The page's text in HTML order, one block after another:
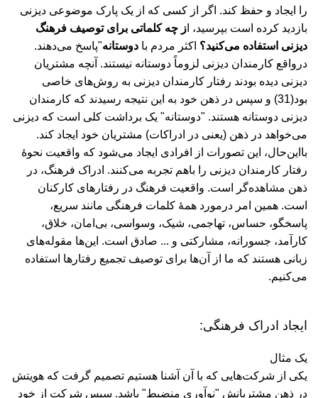
را ایجاد و حفظ کند. اگر از کسی که از یک پارک موضوعی دیزنی
بازدید کرده است بپرسید، ا ز چه کلماتی برای توصیف فرهنگ
دیزنی استفاده می‌کنید؟ اکثر مردم با دوستانه"پاسخ می‌دهند.
درواقع کارمندان دیزنی لزوماً دوستانه نیستند. آنچه مشتریان
دیزنی دیده بودند رفتار کارمندان دیزنی به روش‌های خاصی
بود(31) و سپس در ذهن خود به این نتیجه رسیدند که کارمندان
دیزنی دوستانه هستند. "دوستانه" یک برداشت کلی است که دیزنی
می‌خواهد در ذهن (یعنی در ادراکات) مشتریان خود ایجاد کند.
با‌این‌حال، این تصورات از افرادی ایجاد می‌شود که واقعیت نحوۀ
رفتار کارمندان دیزنی را باهم تجربه می‌کنند. ادراک فرهنگ، در
ذهن مشاهده‌گر است. واقعیت فرهنگ در رفتارهای کارکنان
است. همین امر درمورد همۀ کلمات فرهنگی مانند سریع،
پاسخگو، حساس، تهاجمی، شیک، وسواسی، بی‌امان، خلاق،
کارآمد، جسورانه، مشارکتی و ... صادق است. این‌ها مقوله‌های
زبانی هستند که ما از آن‌ها برای توصیف تجمیع رفتارها استفاده
می‌کنیم.
ایجاد ادراک فرهنگی:
یک مثال
یکی از شرکت‌هایی که با آن آشنا هستیم تصمیم گرفت که هویتش
در ذهن مشتریانش "نوآوری منضبط" باشد. سپس شرکت از خود